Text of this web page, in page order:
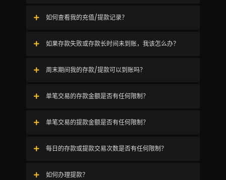
如何查看我的充值/提款记录？
如果存款失败或存款长时间未到账，我该怎么办？
周末期间我的存款/提款可以到账吗？
单笔交易的存款金额是否有任何限制？
单笔交易的提款金额是否有任何限制？
每日的存款或提款交易次数是否有任何限制？
如何办理提款？